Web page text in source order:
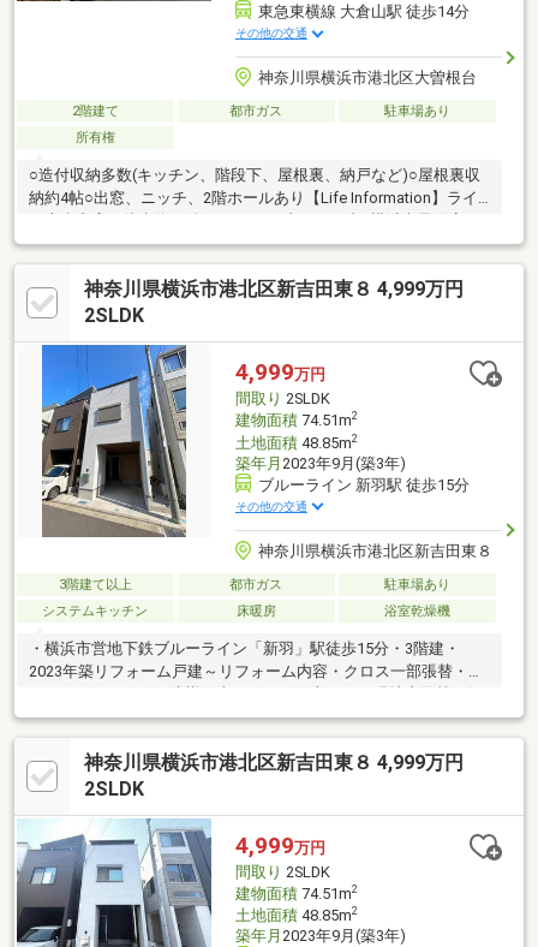
東急東横線 大倉山駅 徒歩14分
その他の交通
神奈川県横浜市港北区大曽根台
2階建て 都市ガス
駐車場あり
所有権
○造付収納多数(キッチン、階段下、屋根裏、納戸など)○屋根裏収
納約4帖○出窓、ニッチ、2階ホールあり【Life Information】ライ
徒歩約7分(560m)大倉山メディカルクリニック：徒歩約15分
(1200m)バディ動物病院：徒歩約12分(940m) スギ薬局大倉山
店：徒歩約10分(780ｍ)大倉山公園：徒歩約6分(420ｍ)【大倉山公
園】園内の「梅林」では約220本の梅が春に咲き誇り、毎年2月頃
神奈川県横浜市港北区新吉田東８ 4,999万円
2SLDK
4,999万円
間取り 2SLDK
建物面積74.51m2
土地面積48.85m2
築年月 2023年9月(築3年)
ブルーライン 新羽駅 徒歩15分
その他の交通
神奈川県横浜市港北区新吉田東８
3階建て以上 都市ガス
駐車場あり
システムキッチン
床暖房 浴室乾燥機
・横浜市営地下鉄ブルーライン「新羽」駅徒歩15分・3階建・
2023年築リフォーム戸建～リフォーム内容・クロス一部張替・ハ
軽にお申し付け下さい！
神奈川県横浜市港北区新吉田東８ 4,999万円
2SLDK
4,999万円
間取り 2SLDK
建物面積74.51m2
土地面積48.85m2
築年月 2023年9月(築3年)